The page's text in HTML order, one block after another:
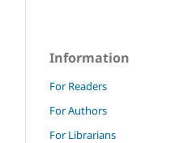
Information
For Readers
For Authors
For Librarians